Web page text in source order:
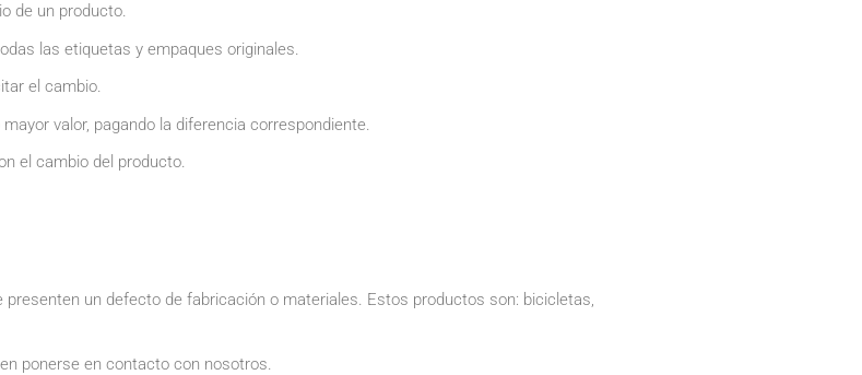
de un producto.
las etiquetas y empaques originales.
el cambio.
valor, pagando la diferencia correspondiente.
el cambio del producto.
un defecto de fabricación o materiales. Estos productos son: bicicletas,
ponerse en contacto con nosotros.